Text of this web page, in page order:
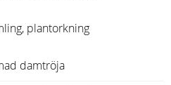
plantorkning
damtröja